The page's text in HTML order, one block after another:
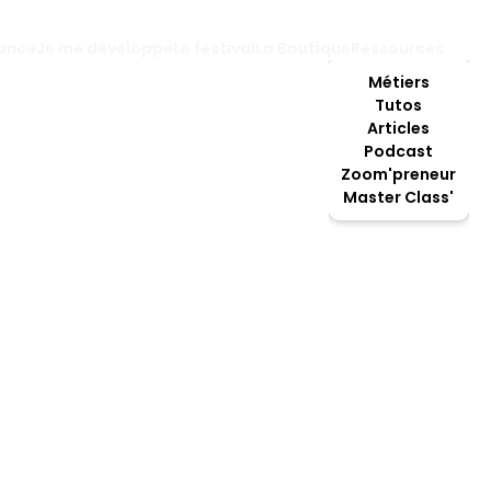
Métiers
Tutos
Articles
Podcast
Zoom'preneur
Master Class'
: accompagnement des personnes étrangères